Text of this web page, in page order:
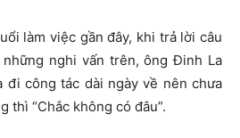
làm việc gần đây, khi trả lời câu
nghi vấn trên, ông Đinh La
đi công tác dài ngày về nên chưa
thì “Chắc không có đâu”.